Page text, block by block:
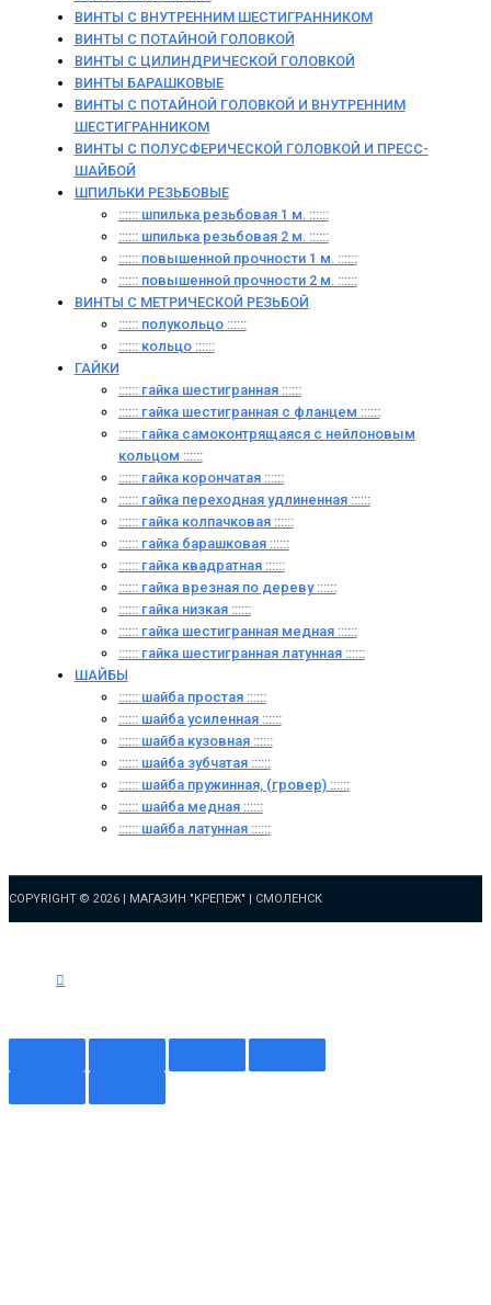
ВИНТЫ С ВНУТРЕННИМ ШЕСТИГРАННИКОМ
ВИНТЫ С ПОТАЙНОЙ ГОЛОВКОЙ
ВИНТЫ С ЦИЛИНДРИЧЕСКОЙ ГОЛОВКОЙ
ВИНТЫ БАРАШКОВЫЕ
ВИНТЫ С ПОТАЙНОЙ ГОЛОВКОЙ И ВНУТРЕННИМ
ШЕСТИГРАННИКОМ
ВИНТЫ С ПОЛУСФЕРИЧЕСКОЙ ГОЛОВКОЙ И ПРЕСС-
ШАЙБОЙ
ШПИЛЬКИ РЕЗЬБОВЫЕ
:::::: шпилька резьбовая 1 м. ::::::
:::::: шпилька резьбовая 2 м. ::::::
:::::: повышенной прочности 1 м. ::::::
:::::: повышенной прочности 2 м. ::::::
ВИНТЫ C МЕТРИЧЕСКОЙ РЕЗЬБОЙ
:::::: полукольцо ::::::
:::::: кольцо ::::::
ГАЙКИ
:::::: гайка шестигранная ::::::
:::::: гайка шестигранная с фланцем ::::::
:::::: гайка самоконтрящаяся с нейлоновым
кольцом ::::::
:::::: гайка корончатая ::::::
:::::: гайка переходная удлиненная ::::::
:::::: гайка колпачковая ::::::
:::::: гайка барашковая ::::::
:::::: гайка квадратная ::::::
:::::: гайка врезная по дереву ::::::
:::::: гайка низкая ::::::
:::::: гайка шестигранная медная ::::::
:::::: гайка шестигранная латунная ::::::
ШАЙБЫ
:::::: шайба простая ::::::
:::::: шайба усиленная ::::::
:::::: шайба кузовная ::::::
:::::: шайба зубчатая ::::::
:::::: шайба пружинная, (гровер) ::::::
:::::: шайба медная ::::::
:::::: шайба латунная ::::::
COPYRIGHT © 2026 | МАГАЗИН "КРЕПЕЖ" | СМОЛЕНСК